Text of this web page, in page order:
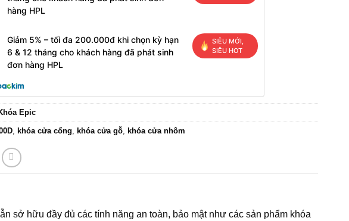
hàng HPL
Giảm 5% – tối đa 200.000đ khi chọn kỳ hạn
6 & 12 tháng cho khách hàng đã phát sinh
đơn hàng HPL
SIÊU MỚI,
SIÊU HOT
Epic
khóa cửa cổng khóa cửa gỗ khóa cửa nhôm
sở hữu đầy đủ các tính năng an toàn, bảo mậtnhư các sản phẩm khóa